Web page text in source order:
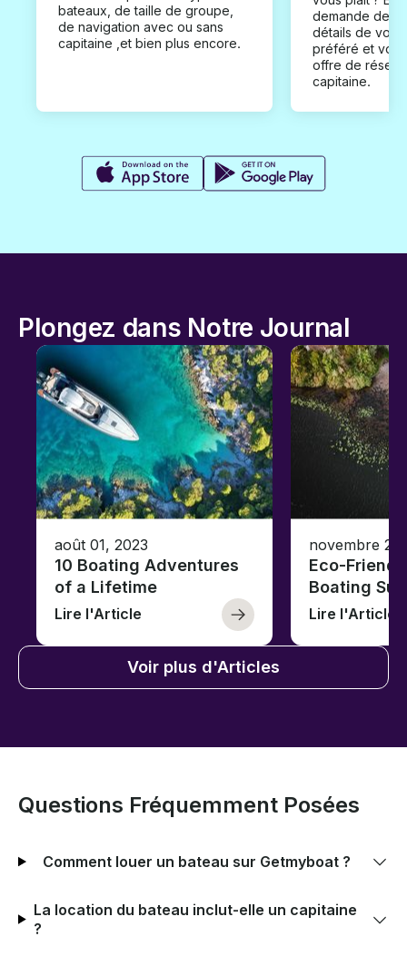
bateaux, de taille de groupe,
de navigation avec ou sans
capitaine ,et bien plus encore.
demande de
détails de
préféré et
offre de
capitaine.
Plongez dans Notre Journal
août 01, 2023
10 Boating Adventures
of a Lifetime
Lire l'Article
novembre
Eco-
Boating
Lire l'Article
Voir plus d'Articles
Questions Fréquemment Posées
Comment louer un bateau sur Getmyboat ?
La location du bateau inclut-elle un capitaine
?